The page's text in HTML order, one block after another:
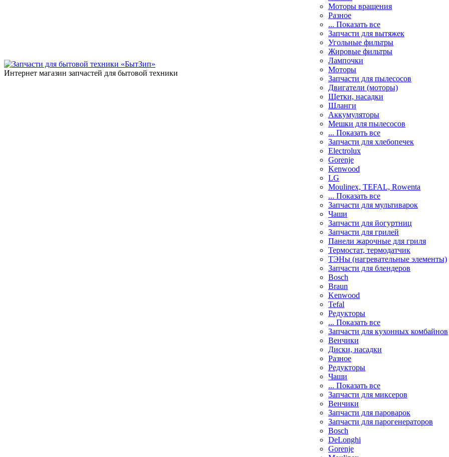
Интернет магазин запчастей для бытовой техники
Моторы вращения
Разное
... Показать все
Запчасти для вытяжек
Угольные фильтры
Жировые фильтры
Лампочки
Моторы
Запчасти для пылесосов
Двигатели (моторы)
Щетки, насадки
Шланги
Аккумуляторы
Мешки для пылесосов
... Показать все
Запчасти для хлебопечек
Electrolux
Gorenje
Kenwood
LG
Moulinex, TEFAL, Rowenta
... Показать все
Запчасти для мультиварок
Чаши
Запчасти для йогуртниц
Запчасти для грилей
Панели жарочные для гриля
Термостат, термодатчик
ТЭНы (нагревательные элементы)
Запчасти для блендеров
Bosch
Braun
Kenwood
Tefal
Редукторы
... Показать все
Запчасти для кухонных комбайнов
Венчики
Диски, насадки
Разное
Редукторы
Чаши
... Показать все
Запчасти для миксеров
Венчики
Запчасти для пароварок
Запчасти для парогенераторов
Bosch
DeLonghi
Gorenje